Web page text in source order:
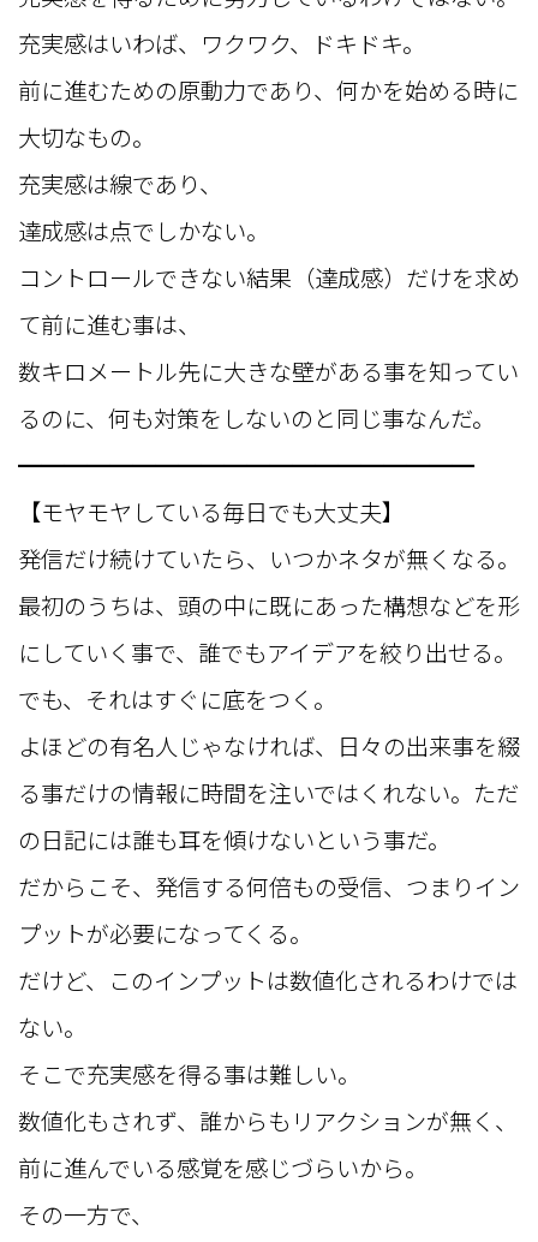
充実感はいわば、ワクワク、ドキドキ。
前に進むための原動力であり、何かを始める時に
大切なもの。
充実感は線であり、
達成感は点でしかない。
コントロールできない結果（達成感）だけを求め
て前に進む事は、
数キロメートル先に大きな壁がある事を知ってい
るのに、何も対策をしないのと同じ事なんだ。
━━━━━━━━━━━━━━━━━━━━
【モヤモヤしている毎日でも大丈夫】
発信だけ続けていたら、いつかネタが無くなる。
最初のうちは、頭の中に既にあった構想などを形
にしていく事で、誰でもアイデアを絞り出せる。
でも、それはすぐに底をつく。
よほどの有名人じゃなければ、日々の出来事を綴
る事だけの情報に時間を注いではくれない。ただ
の日記には誰も耳を傾けないという事だ。
だからこそ、発信する何倍もの受信、つまりイン
プットが必要になってくる。
だけど、このインプットは数値化されるわけでは
ない。
そこで充実感を得る事は難しい。
数値化もされず、誰からもリアクションが無く、
前に進んでいる感覚を感じづらいから。
その一方で、